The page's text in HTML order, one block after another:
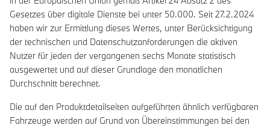
Gesetzes über digitale Dienste bei unter 50.000. Seit 27.2.2024
haben wir zur Ermittlung dieses Wertes, unter Berücksichtigung
der technischen und Datenschutzanforderungen die aktiven
Nutzer für jeden der vergangenen sechs Monate statistisch
ausgewertet und auf dieser Grundlage den monatlichen
Durchschnitt berechnet.
Die auf den Produktdetailseiten aufgeführten ähnlich verfügbaren
Fahrzeuge werden auf Grund von Übereinstimmungen bei den